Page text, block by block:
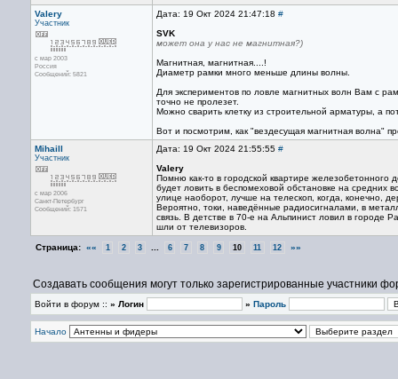
Valery
Участник
с мар 2003
Россия
Сообщений: 5821
Дата: 19 Окт 2024 21:47:18 #
SVK
может она у нас не магнитная?)
Магнитная, магнитная....!
Диаметр рамки много меньше длины волны.
Для экспериментов по ловле магнитных волн Вам с
точно не пролезет.
Можно сварить клетку из строительной арматуры, а
Вот и посмотрим, как "вездесущая магнитная волна"
Mihaill
Участник
с мар 2006
Санкт-Петербург
Сообщений: 1571
Дата: 19 Окт 2024 21:55:55 #
Valery
Помню как-то в городской квартире
будет ловить в беспомеховой обстановке на
улице наоборот, лучше на телескоп, когда, конечно,
Вероятно, токи, наведëнные радиосигналами, в
связь. В детстве в 70-е на Альпинист ловил в городе
шли от телевизоров.
Страница: «« 1 2 3 6 7 8 9 10 11 12 »»
Создавать сообщения могут только зарегистрированные участники
Войти в форум :: » Логин » Пароль
Начало